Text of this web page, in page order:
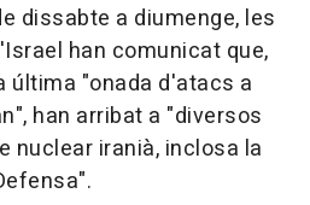
dissabte a diumenge, les
han comunicat que,
última "onada d'atacs a
han arribat a "diversos
nuclear iranià, inclosa la